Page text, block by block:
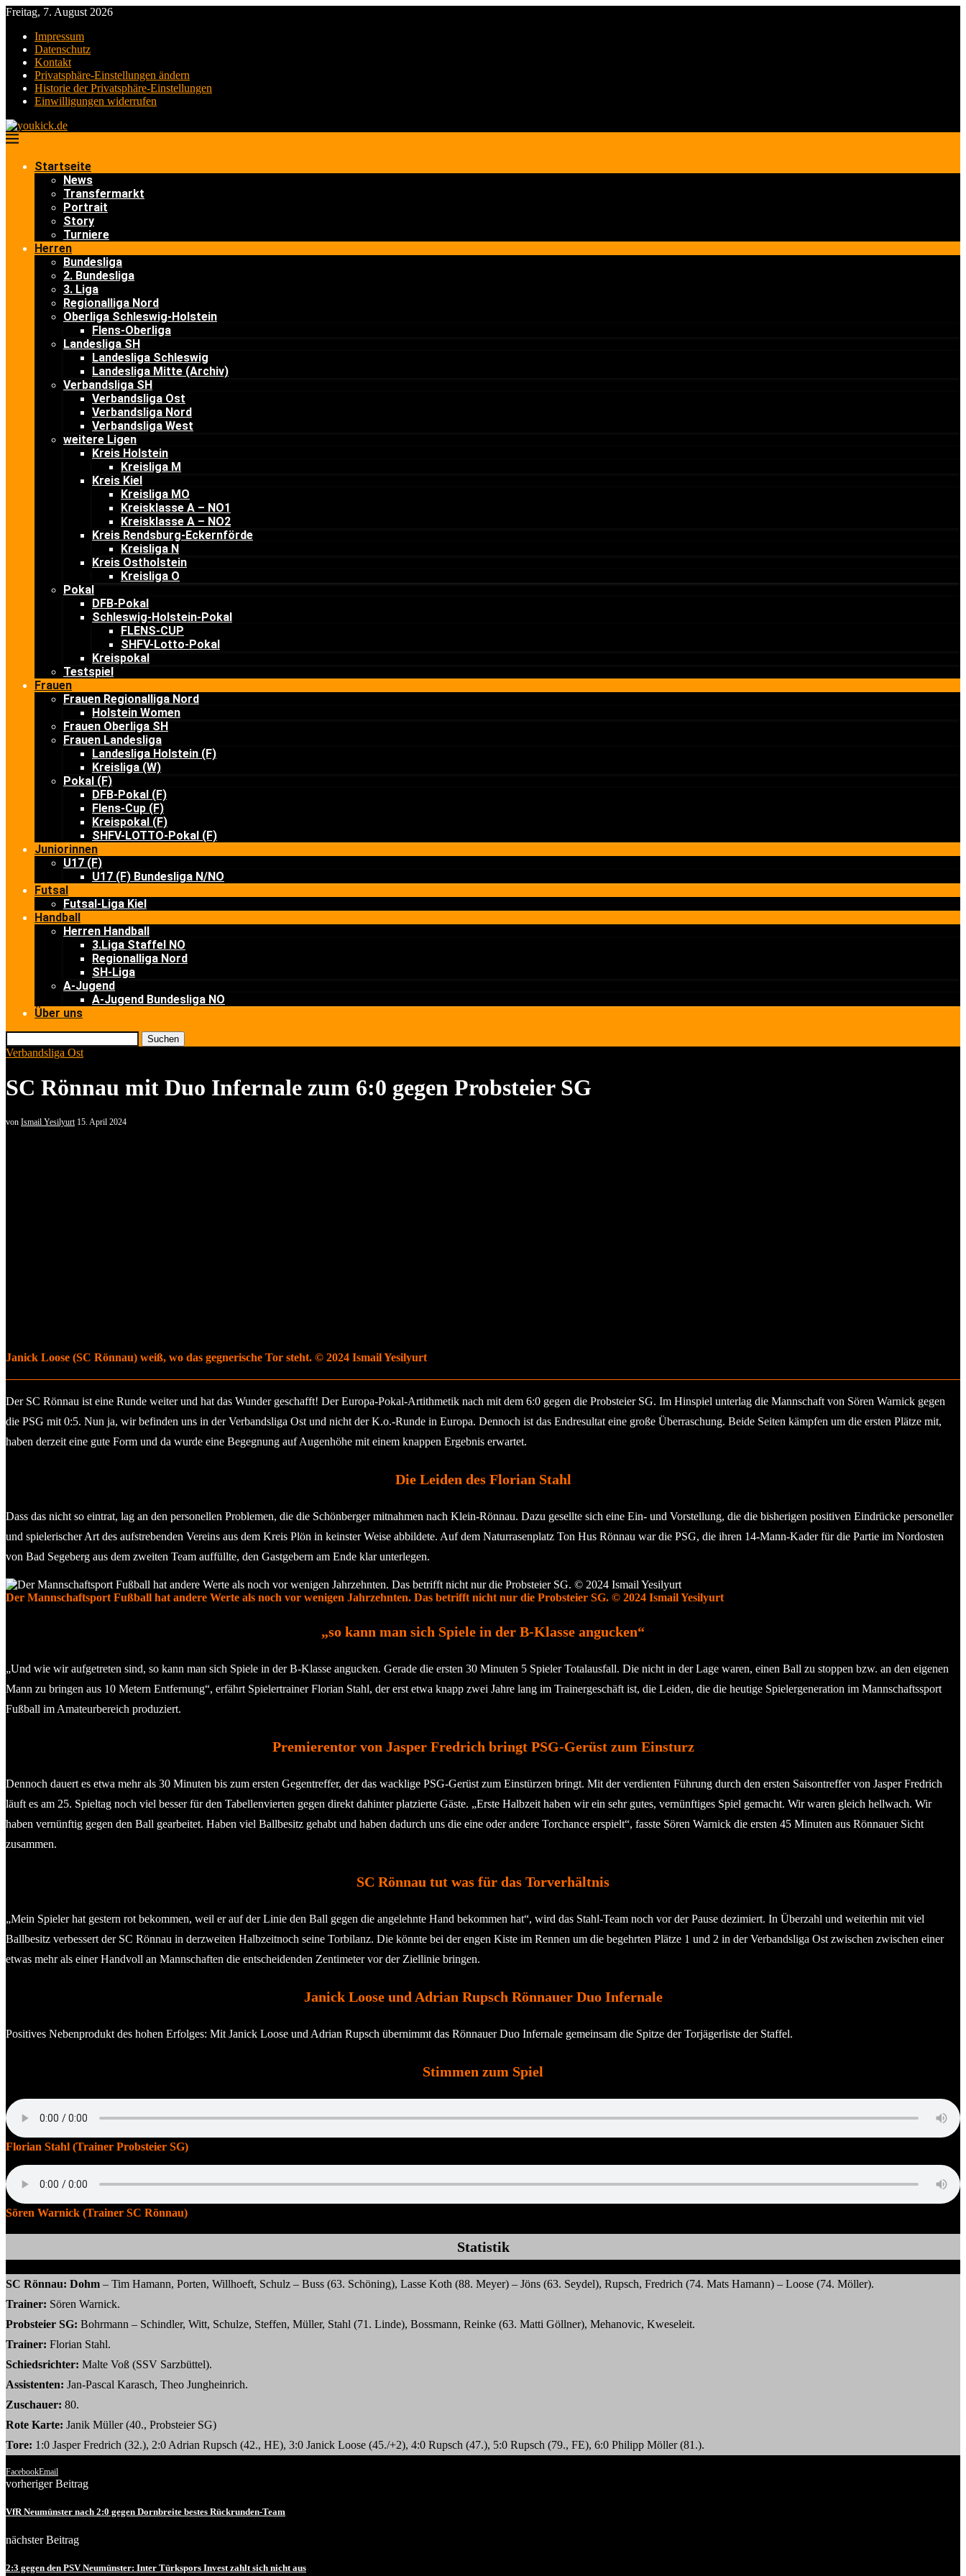
Freitag, 7. August 2026
Impressum
Datenschutz
Kontakt
Privatsphäre-Einstellungen ändern
Historie der Privatsphäre-Einstellungen
Einwilligungen widerrufen
Startseite
News
Transfermarkt
Portrait
Story
Turniere
Herren
Bundesliga
2. Bundesliga
3. Liga
Regionalliga Nord
Oberliga Schleswig-Holstein
Flens-Oberliga
Landesliga SH
Landesliga Schleswig
Landesliga Mitte (Archiv)
Verbandsliga SH
Verbandsliga Ost
Verbandsliga Nord
Verbandsliga West
weitere Ligen
Kreis Holstein
Kreisliga M
Kreis Kiel
Kreisliga MO
Kreisklasse A – NO1
Kreisklasse A – NO2
Kreis Rendsburg-Eckernförde
Kreisliga N
Kreis Ostholstein
Kreisliga O
Pokal
DFB-Pokal
Schleswig-Holstein-Pokal
FLENS-CUP
SHFV-Lotto-Pokal
Kreispokal
Testspiel
Frauen
Frauen Regionalliga Nord
Holstein Women
Frauen Oberliga SH
Frauen Landesliga
Landesliga Holstein (F)
Kreisliga (W)
Pokal (F)
DFB-Pokal (F)
Flens-Cup (F)
Kreispokal (F)
SHFV-LOTTO-Pokal (F)
Juniorinnen
U17 (F)
U17 (F) Bundesliga N/NO
Futsal
Futsal-Liga Kiel
Handball
Herren Handball
3.Liga Staffel NO
Regionalliga Nord
SH-Liga
A-Jugend
A-Jugend Bundesliga NO
Über uns
Suchen
Verbandsliga Ost
SC Rönnau mit Duo Infernale zum 6:0 gegen Probsteier SG
von Ismail Yesilyurt 15. April 2024
Janick Loose (SC Rönnau) weiß, wo das gegnerische Tor steht. © 2024 Ismail Yesilyurt
Der SC Rönnau ist eine Runde weiter und hat das Wunder geschafft! Der Europa-Pokal-Artithmetik nach mit dem 6:0 gegen die Probsteier SG. Im Hinspiel unterlag die Mannschaft von Sören Warnick gegen
die PSG mit 0:5. Nun ja, wir befinden uns in der Verbandsliga Ost und nicht der K.o.-Runde in Europa. Dennoch ist das Endresultat eine große Überraschung. Beide Seiten kämpfen um die ersten Plätze mit,
haben derzeit eine gute Form und da wurde eine Begegnung auf Augenhöhe mit einem knappen Ergebnis erwartet.
Die Leiden des Florian Stahl
Dass das nicht so eintrat, lag an den personellen Problemen, die die Schönberger mitnahmen nach Klein-Rönnau. Dazu gesellte sich eine Ein- und Vorstellung, die die bisherigen positiven Eindrücke personeller
und spielerischer Art des aufstrebenden Vereins aus dem Kreis Plön in keinster Weise abbildete. Auf dem Naturrasenplatz Ton Hus Rönnau war die PSG, die ihren 14-Mann-Kader für die Partie im Nordosten
von Bad Segeberg aus dem zweiten Team auffüllte, den Gastgebern am Ende klar unterlegen.
Der Mannschaftsport Fußball hat andere Werte als noch vor wenigen Jahrzehnten. Das betrifft nicht nur die Probsteier SG. © 2024 Ismail Yesilyurt
„so kann man sich Spiele in der B-Klasse angucken“
„Und wie wir aufgetreten sind, so kann man sich Spiele in der B-Klasse angucken. Gerade die ersten 30 Minuten 5 Spieler Totalausfall. Die nicht in der Lage waren, einen Ball zu stoppen bzw. an den eigenen
Mann zu bringen aus 10 Metern Entfernung“, erfährt Spielertrainer Florian Stahl, der erst etwa knapp zwei Jahre lang im Trainergeschäft ist, die Leiden, die die heutige Spielergeneration im Mannschaftssport
Fußball im Amateurbereich produziert.
Premierentor von Jasper Fredrich bringt PSG-Gerüst zum Einsturz
Dennoch dauert es etwa mehr als 30 Minuten bis zum ersten Gegentreffer, der das wacklige PSG-Gerüst zum Einstürzen bringt. Mit der verdienten Führung durch den ersten Saisontreffer von Jasper Fredrich
läuft es am 25. Spieltag noch viel besser für den Tabellenvierten gegen direkt dahinter platzierte Gäste. „Erste Halbzeit haben wir ein sehr gutes, vernünftiges Spiel gemacht. Wir waren gleich hellwach. Wir
haben vernünftig gegen den Ball gearbeitet. Haben viel Ballbesitz gehabt und haben dadurch uns die eine oder andere Torchance erspielt“, fasste Sören Warnick die ersten 45 Minuten aus Rönnauer Sicht
zusammen.
SC Rönnau tut was für das Torverhältnis
„Mein Spieler hat gestern rot bekommen, weil er auf der Linie den Ball gegen die angelehnte Hand bekommen hat“, wird das Stahl-Team noch vor der Pause dezimiert. In Überzahl und weiterhin mit viel
Ballbesitz verbessert der SC Rönnau in derzweiten Halbzeitnoch seine Torbilanz. Die könnte bei der engen Kiste im Rennen um die begehrten Plätze 1 und 2 in der Verbandsliga Ost zwischen zwischen einer
etwas mehr als einer Handvoll an Mannschaften die entscheidenden Zentimeter vor der Ziellinie bringen.
Janick Loose und Adrian Rupsch Rönnauer Duo Infernale
Positives Nebenprodukt des hohen Erfolges: Mit Janick Loose und Adrian Rupsch übernimmt das Rönnauer Duo Infernale gemeinsam die Spitze der Torjägerliste der Staffel.
Stimmen zum Spiel
Florian Stahl (Trainer Probsteier SG)
Sören Warnick (Trainer SC Rönnau)
Statistik
SC Rönnau: Dohm – Tim Hamann, Porten, Willhoeft, Schulz – Buss (63. Schöning), Lasse Koth (88. Meyer) – Jöns (63. Seydel), Rupsch, Fredrich (74. Mats Hamann) – Loose (74. Möller).
Trainer: Sören Warnick.
Probsteier SG: Bohrmann – Schindler, Witt, Schulze, Steffen, Müller, Stahl (71. Linde), Bossmann, Reinke (63. Matti Göllner), Mehanovic, Kweseleit.
Trainer: Florian Stahl.
Schiedsrichter: Malte Voß (SSV Sarzbüttel).
Assistenten: Jan-Pascal Karasch, Theo Jungheinrich.
Zuschauer: 80.
Rote Karte: Janik Müller (40., Probsteier SG)
Tore: 1:0 Jasper Fredrich (32.), 2:0 Adrian Rupsch (42., HE), 3:0 Janick Loose (45./+2), 4:0 Rupsch (47.), 5:0 Rupsch (79., FE), 6:0 Philipp Möller (81.).
FacebookEmail
vorheriger Beitrag
VfR Neumünster nach 2:0 gegen Dornbreite bestes Rückrunden-Team
nächster Beitrag
2:3 gegen den PSV Neumünster: Inter Türkspors Invest zahlt sich nicht aus